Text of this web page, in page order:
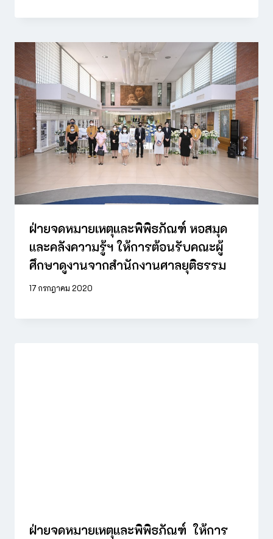
ฝ่ายจดหมายเหตุและพิพิธภัณฑ์ หอสมุด
และคลังความรู้ฯ ให้การต้อนรับคณะผู้
ศึกษาดูงานจากสำนักงานศาลยุติธรรม
17 กรกฎาคม 2020
ฝ่ายจดหมายเหตุและพิพิธภัณฑ์ ให้การ